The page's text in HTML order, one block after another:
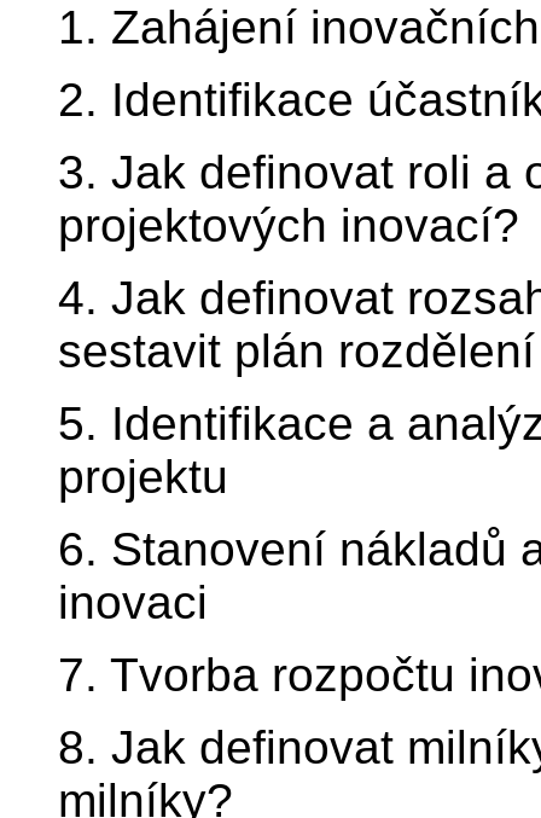
1. Zahájení
2. Identifikace
3. Jak definovat roli a
projektových inovací?
4. Jak definovat
sestavit plán
5. Identifikace a
projektu
6. Stanovení nákladů
inovaci
7. Tvorba rozpočtu
8. Jak definovat
milníky?